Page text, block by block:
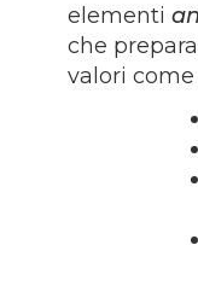
elementi
che
valori come